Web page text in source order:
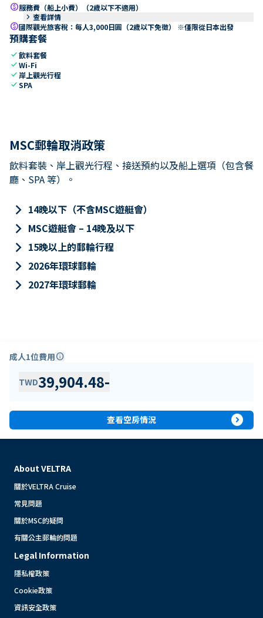
paid服務費（船上小費）（2歲以下不適用）
keyboard_arrow_right 查看詳情
paid國際觀光旅客稅：每人3,000日圓（2歲以下免徵） ※僅限從日本出發
預購套餐
check飲料套餐
checkWi-Fi
check 岸上觀光行程
checkSPA
MSC郵輪取消政策
飲料套裝、岸上觀光行程、接送預約以及船上選項（包含餐
廳、SPA 等）。
keyboard_arrow_right 14晚以下（不含MSC遊艇會）
keyboard_arrow_right MSC遊艇會 – 14晚及以下
keyboard_arrow_right 15晚以上的郵輪行程
keyboard_arrow_right 2026年環球郵輪
keyboard_arrow_right 2027年環球郵輪
成人1位費用info
TWD39,904.48-
查看空房情況 expand_circle_right
About VELTRA
關於VELTRA Cruise
常見問題
關於MSC的疑問
有關公主郵輪的問題
Legal Information
隱私權政策
Cookie政策
資訊安全政策